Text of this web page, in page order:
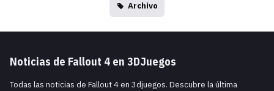
Archivo
Noticias de Fallout 4 en 3DJuegos
Todas las noticias de Fallout 4 en 3djuegos. Descubre la última